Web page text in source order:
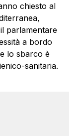
chiesto al
parlamentare
a bordo
lo sbarco è
sanitaria.